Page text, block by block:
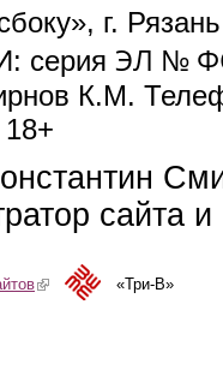
г.
серия ЭЛ №
К.М.
sends e-mail)
18+
сайта
(link is external)«Три-В»